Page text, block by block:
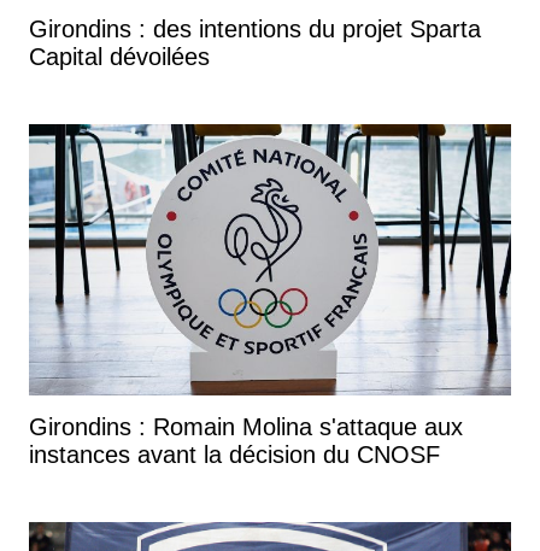
Girondins : des intentions du projet Sparta
Capital dévoilées
Girondins : Romain Molina s'attaque aux
instances avant la décision du CNOSF